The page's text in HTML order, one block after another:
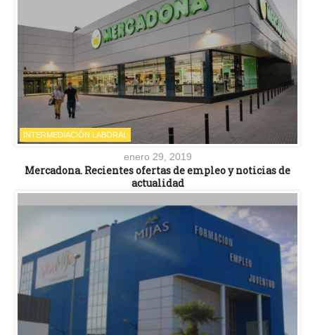
INTERMEDIACIÓN LABORAL
enero 29, 2019
Mercadona. Recientes ofertas de empleo y noticias de
actualidad